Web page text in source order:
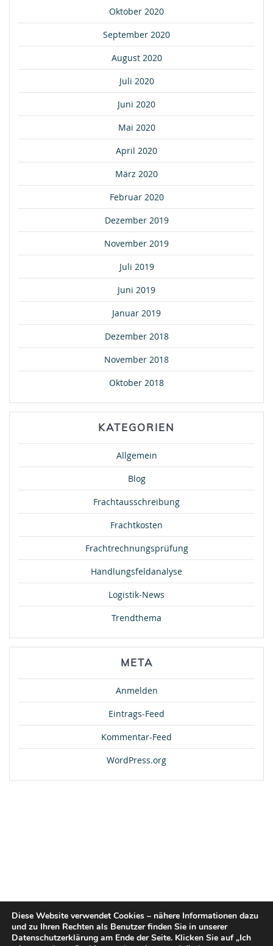
Oktober 2020
September 2020
August 2020
Juli 2020
Juni 2020
Mai 2020
April 2020
März 2020
Februar 2020
Dezember 2019
November 2019
Juli 2019
Juni 2019
Januar 2019
Dezember 2018
November 2018
Oktober 2018
KATEGORIEN
Allgemein
Blog
Frachtausschreibung
Frachtkosten
Frachtrechnungsprüfung
Handlungsfeldanalyse
Logistik-News
Trendthema
META
Anmelden
Eintrags-Feed
Kommentar-Feed
WordPress.org
Diese Website verwendet Cookies – nähere Informationen dazu
und zu Ihren Rechten als Benutzer finden Sie in unserer
Datenschutzerklärung am Ende der Seite. Klicken Sie auf „Ich